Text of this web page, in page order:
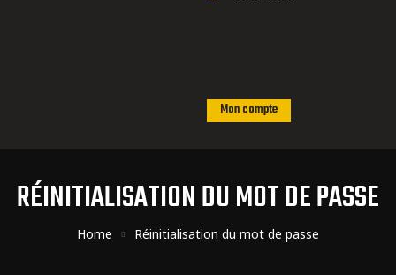
Mon compte
RÉINITIALISATION DU MOT DE PASSE
Home Réinitialisation du mot de passe